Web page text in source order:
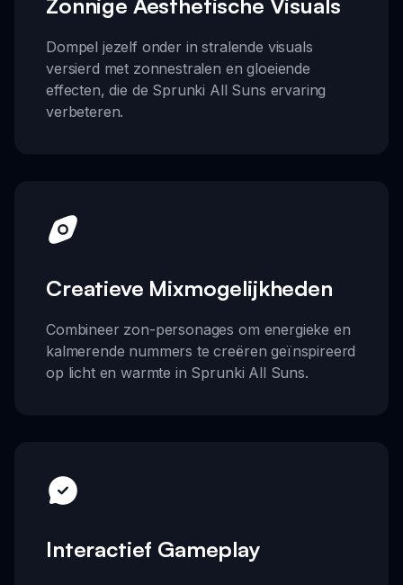
Dompel jezelf onder in stralende visuals
versierd met zonnestralen en gloeiende
effecten, die de Sprunki All Suns ervaring
verbeteren.
Creatieve Mixmogelijkheden
Combineer zon-personages om energieke en
kalmerende nummers te creëren geïnspireerd
op licht en warmte in Sprunki All Suns.
Interactief Gameplay